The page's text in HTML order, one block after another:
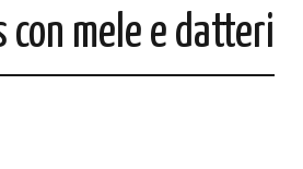
mele e datteri